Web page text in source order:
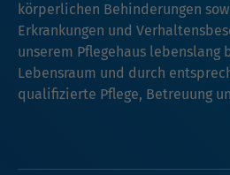
körperlichen Behinderungen
Erkrankungen und
unserem Pflegehaus
Lebensraum und durch
qualifizierte Pflege, Betreuung